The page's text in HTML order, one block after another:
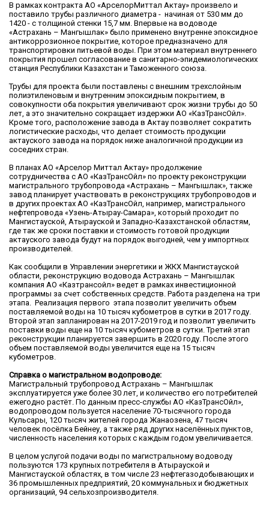
В рамках контракта АО «АрселорМиттал Актау» произвело и
поставило трубы различного диаметра - начиная от 530 мм до
1420 - с толщиной стенки 15,7 мм. Впервые на водоводе
«Астрахань – Мангышлак» было применено внутренне эпоксидное
антикоррозионное покрытие, которое предназначено для
транспортировки питьевой воды. При этом материал внутреннего
покрытия прошел согласование в санитарно-эпидемиологических
станция Республики Казахстан и Таможенного союза.
Трубы для проекта были поставлены с внешним трехслойным
полиэтиленовым и внутренним эпоксидным покрытием, в
совокупности оба покрытия увеличивают срок жизни трубы до 50
лет, а это значительно сокращает издержки АО «КазТрансОйл».
Кроме того, расположение завода в Актау позволяет сократить
логистические расходы, что делает стоимость продукции
актауского завода на порядок ниже аналогичной продукции из
соседних стран.
В планах АО «Арселор Миттал Актау» продолжение
сотрудничества с АО «КазТрансОйл» по проекту реконструкции
магистрального трубопровода «Астрахань – Мангышлак», также
завод планирует участвовать в реконструкциях трубопроводов и
в других проектах АО «КазТрансОйл, например, магистрального
нефтепровода «Узень-Атырау-Самара», который проходит по
Мангистауской, Атырауской и Западно-Казахстанской областям,
где так же сроки поставки и стоимость готовой продукции
актауского завода будут на порядок выгодней, чем у импортных
производителей.
Как сообщили в Управлении энергетики и ЖКХ Мангистауской
области, реконструкцию водовода Астрахань – Мангышлак
компания АО «Казтрансойл» ведет в рамках инвестиционной
программы за счет собственных средств. Работа разделена на три
этапа. Реализация первого этапа позволит увеличить объем
поставляемой воды на 10 тысяч кубометров в сутки в 2017 году.
Второй этап запланирован на 2017-2019 год и позволит увеличить
поставки воды еще на 10 тысяч кубометров в сутки. Третий этап
реконструкции планируется завершить в 2020 году. После этого
объем поставляемой воды увеличится еще на 15 тысяч
кубометров.
Справка о магистральном водопроводе:
Магистральный трубопровод Астрахань – Мангышлак
эксплуатируется уже более 30 лет, и количество его потребителей
ежегодно растёт. По данным пресс-службы АО «КазТрансОйл»,
водопроводом пользуется население 70-тысячного города
Кульсары, 120 тысяч жителей города Жанаозена, 47 тысяч
человек посёлка Бейнеу, а также ряд других населённых пунктов,
численность населения которых с каждым годом увеличивается.
В целом услугой подачи воды по магистральному водоводу
пользуются 173 крупных потребителя в Атырауской и
Мангистауской областях, в том числе 23 нефтегазодобывающих и
36 промышленных предприятий, 20 коммунальных и бюджетных
организаций, 94 сельхозпроизводителя.